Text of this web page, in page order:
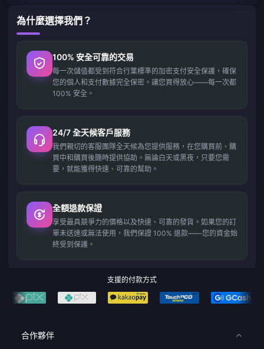
為什麼選擇我們？
100% 安全可靠的交易
每一次儲值都受到符合行業標準的加密支付安全保護，確保
您的個人和支付數據完全保密。讓您買得放心——每一次都
100% 安全。
24/7 全天候客戶服務
我們親切的客服團隊全天候為您提供服務，在您購買前、購
買中和購買後隨時提供協助。無論白天或黑夜，只要您需
要，就能獲得快速、可靠的幫助。
全額退款保證
享受最具競爭力的價格以及快速、可靠的發貨。如果您的訂
單未送達或無法使用，我們保證 100% 退款——您的資金始
終受到保護。
支援的付款方式
合作夥伴